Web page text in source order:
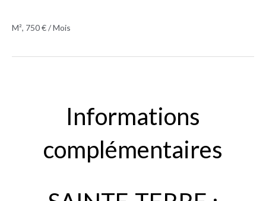
M², 750 € / Mois
Informations
complémentaires